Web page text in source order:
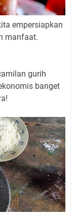
empersiapkan
manfaat.
gurih
banget